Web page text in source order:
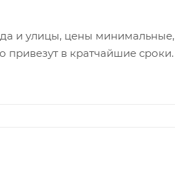
и улицы, цены
привезут в кратчайшие сроки.